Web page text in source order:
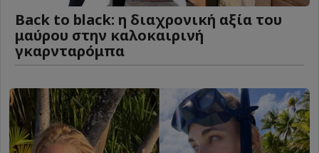
Back to black: η διαχρονική αξία του
μαύρου στην καλοκαιρινή
γκαρνταρόμπα